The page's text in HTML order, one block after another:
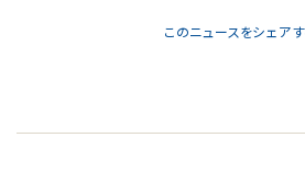
このニュースをシェア